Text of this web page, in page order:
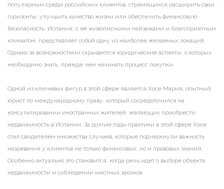
популярным среди российских клиентов, стремящихся расширить свои
горизонты, улучшить качество жизни или обеспечить финансовую
безопасность. Испания, с её живописными пейзажами и благоприятным
климатом, представляет собой одну из наиболее желаемых локаций.
Однако за возможностями скрываются юридические аспекты, о которых
необходимо знать, прежде чем начинать процесс покупки.
Одной из ключевых фигур в этой сфере является Хосе Мария, опытный
юрист по международному праву, который сосредоточился на
консультировании иностранных жителей, желающих приобрести
недвижимость в Испании. За долгие годы практики в этой сфере Хосе
стал свидетелем множества случаев, которые подчеркнули важность
назревания у клиентов не только финансовых, но и правовых знаний.
Особенно актуально это становится, когда речь идет о выборе объекта
недвижимости и соблюдении местных законов.